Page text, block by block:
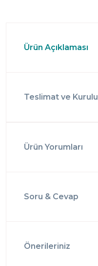
Ürün Açıklaması
Teslimat ve
Ürün Yorumları
Soru & Cevap
Önerileriniz